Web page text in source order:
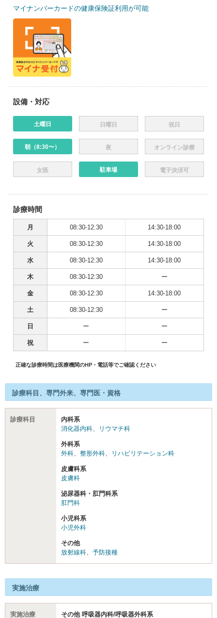
マイナンバーカードの健康保険証利用が可能
設備・対応
土曜日 日曜日 祝日
朝（8:30〜） 夜 オンライン診療
女医 駐車場 電子決済可
診療時間
月 08:30-12:30 14:30-18:00
火 08:30-12:30 14:30-18:00
水 08:30-12:30 14:30-18:00
木 08:30-12:30 ー
金 08:30-12:30 14:30-18:00
土 08:30-12:30 ー
日 ー ー
祝 ー ー
正確な診療時間は医療機関のHP・電話等でご確認ください
診療科目、専門外来、専門医・資格
診療科目
内科系
消化器内科、 リウマチ科
外科系
外科、 整形外科、 リハビリテーション科
皮膚科系
皮膚科
泌尿器科・肛門科系
肛門科
小児科系
小児外科
その他
放射線科、 予防接種
実施治療
実施治療 その他 呼吸器内科/呼吸器外科系